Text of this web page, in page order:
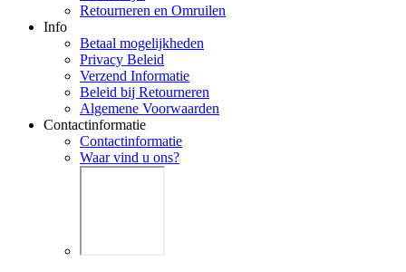
Retourneren en Omruilen
Info
Betaal mogelijkheden
Privacy Beleid
Verzend Informatie
Beleid bij Retourneren
Algemene Voorwaarden
Contactinformatie
Contactinformatie
Waar vind u ons?